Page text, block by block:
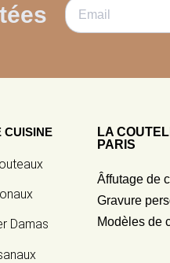
CUISINE
Damas
LA
PARIS
Âffutage de
Gravure
Modèles de